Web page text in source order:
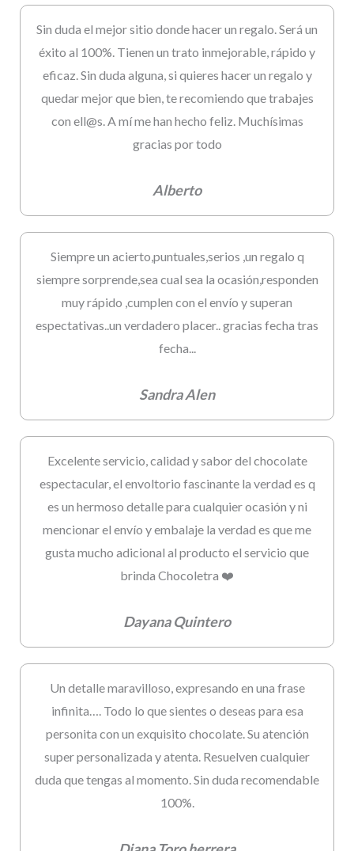
Sin duda el mejor sitio donde hacer un regalo. Será un
éxito al 100%. Tienen un trato inmejorable, rápido y
eficaz. Sin duda alguna, si quieres hacer un regalo y
quedar mejor que bien, te recomiendo que trabajes
con ell@s. A mí me han hecho feliz. Muchísimas
gracias por todo
Alberto
Siempre un acierto,puntuales,serios ,un regalo q
siempre sorprende,sea cual sea la ocasión,responden
muy rápido ,cumplen con el envío y superan
espectativas..un verdadero placer.. gracias fecha tras
fecha...
Sandra Alen
Excelente servicio, calidad y sabor del chocolate
espectacular, el envoltorio fascinante la verdad es q
es un hermoso detalle para cualquier ocasión y ni
mencionar el envío y embalaje la verdad es que me
gusta mucho adicional al producto el servicio que
brinda Chocoletra ❤️
Dayana Quintero
Un detalle maravilloso, expresando en una frase
infinita…. Todo lo que sientes o deseas para esa
personita con un exquisito chocolate. Su atención
super personalizada y atenta. Resuelven cualquier
duda que tengas al momento. Sin duda recomendable
100%.